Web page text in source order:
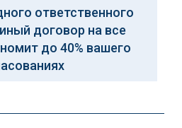
ответственного
договор на все
до 40% вашего